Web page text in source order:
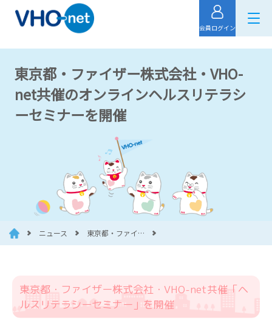
会員ログイン
東京都・ファイザー株式会社・VHO-
net共催のオンラインヘルスリテラシ
ーセミナーを開催
ニュース 東京都・ファイ…
東京都・ファイザー株式会社・VHO-net共催「ヘ
ルスリテラシーセミナー」を開催